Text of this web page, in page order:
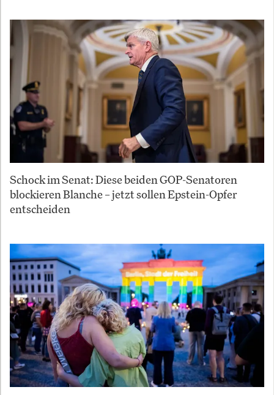
Schock im Senat: Diese beiden GOP-Senatoren
blockieren Blanche – jetzt sollen Epstein-Opfer
entscheiden